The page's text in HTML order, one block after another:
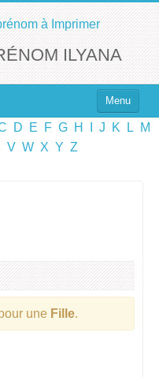
à Imprimer
ILYANA
Menu
D E F G H J K L
M
V W X Y Z
une Fille.